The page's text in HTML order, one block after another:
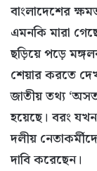
বাংলাদেশের
এমনকি মারা
ছড়িয়ে পড়ে
শেয়ার করতে
জাতীয় তথ্য
হয়েছে। বরং
দলীয়
দাবি করেছেন।